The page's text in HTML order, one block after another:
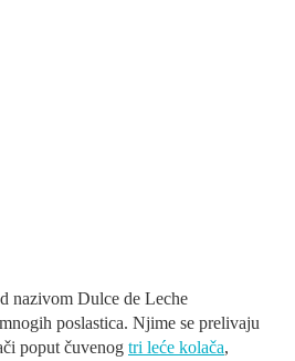
nazivom Dulce de Leche
poslastica. Njime se prelivaju
poput čuvenog tri leće kolača,